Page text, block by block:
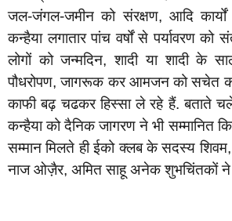
जल-जंगल-जमीन को संरक्षण, आदि
कन्हैया लगातार पांच वर्षों से पर्यावरण
लोगों को जन्मदिन, शादी या शादी के
पौधरोपण, जागरूक कर आमजन को सचेत
काफी बढ़ चढकर हिस्सा ले रहे हैं. बताते चलें
कन्हैया को दैनिक जागरण ने भी सम्मानित
सम्मान मिलते ही ईको क्लब के सदस्य
नाज ओज़ैर, अमित साहू अनेक शुभचिंतकों ने